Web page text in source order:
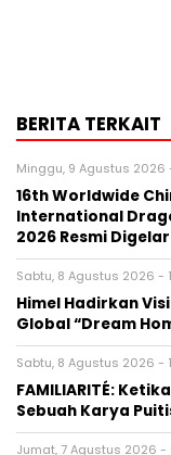
BERITA TERKAIT
Minggu, 9 Agustus 2026
16th Worldwide
International
2026 Resmi Digelar
Sabtu, 8 Agustus 2026 -
Himel Hadirkan
Global “Dream
Sabtu, 8 Agustus 2026 -
FAMILIARITÉ:
Sebuah Karya
Jumat, 7 Agustus 2026 -